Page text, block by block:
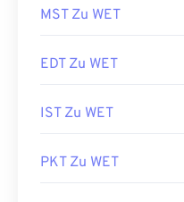
MST Zu WET
EDT Zu WET
IST Zu WET
PKT Zu WET